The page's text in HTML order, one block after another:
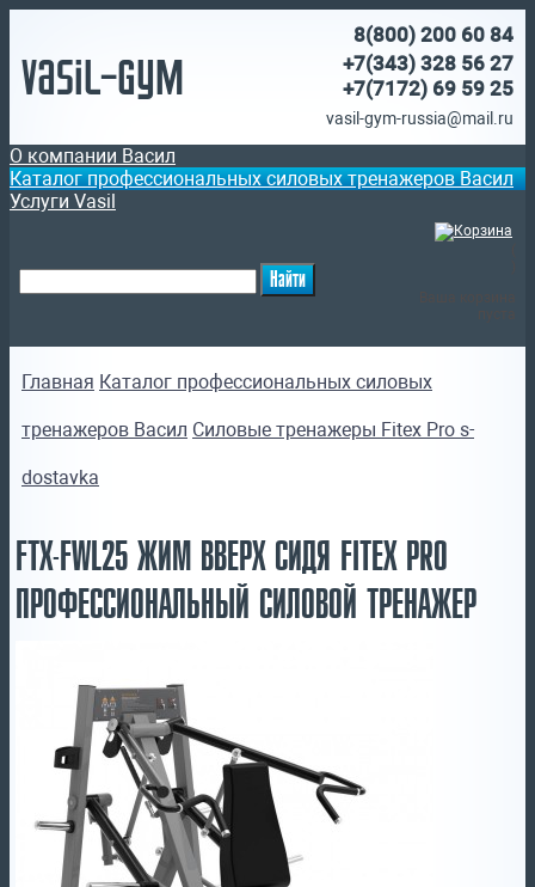
Vasil-Gym
8(800) 200 60 84
+7(343) 328 56 27
+7(7172) 69 59 25
vasil-gym-russia@mail.ru
О компании Васил
Каталог профессиональных силовых тренажеров Васил
Услуги Vasil
Главная Каталог профессиональных силовых
тренажеров Васил Силовые тренажеры Fitex Pro s-
dostavka
FTX-FWL25 ЖИМ ВВЕРХ СИДЯ FITEX PRO
ПРОФЕССИОНАЛЬНЫЙ СИЛОВОЙ ТРЕНАЖЕР